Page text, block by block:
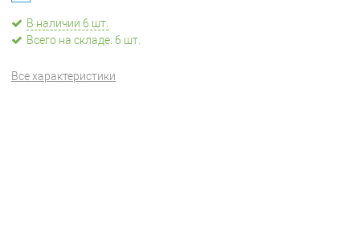
В наличии 6 шт.
Всего на складе: 6 шт.
Все характеристики